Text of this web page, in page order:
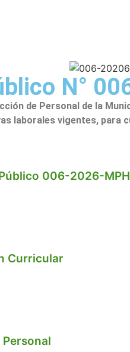
N°
de Personal de la
laborales vigentes, para
006-2026-
Curricular